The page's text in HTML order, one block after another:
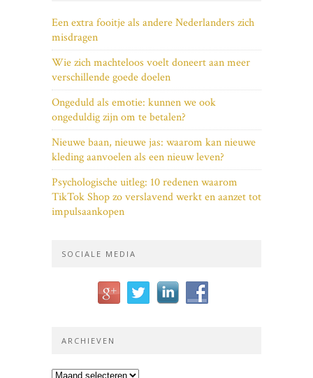
Een extra fooitje als andere Nederlanders zich
misdragen
Wie zich machteloos voelt doneert aan meer
verschillende goede doelen
Ongeduld als emotie: kunnen we ook
ongeduldig zijn om te betalen?
Nieuwe baan, nieuwe jas: waarom kan nieuwe
kleding aanvoelen als een nieuw leven?
Psychologische uitleg: 10 redenen waarom
TikTok Shop zo verslavend werkt en aanzet tot
impulsaankopen
SOCIALE MEDIA
ARCHIEVEN
Archieven